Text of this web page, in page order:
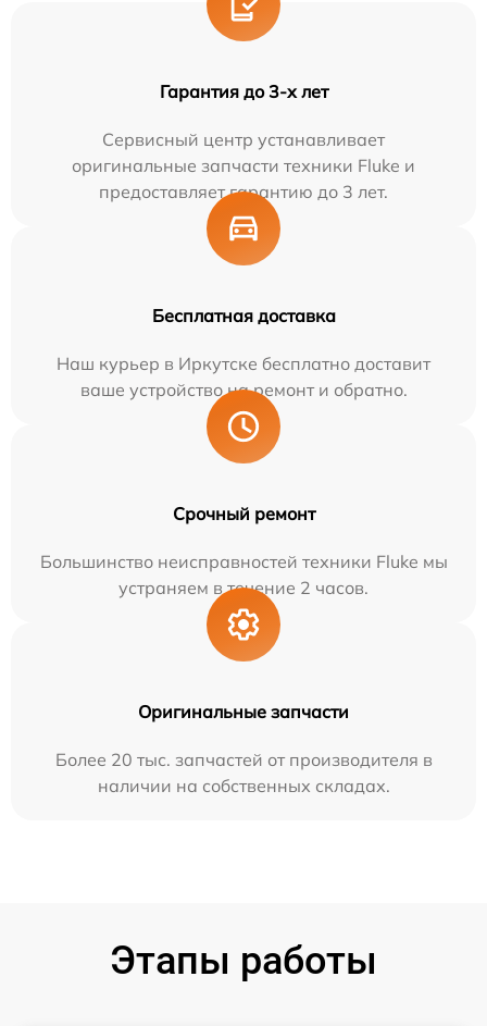
Гарантия до 3-х лет
Сервисный центр устанавливает
оригинальные запчасти техники Fluke и
предоставляет гарантию до 3 лет.
Бесплатная доставка
Наш курьер в Иркутске бесплатно доставит
ваше устройство на ремонт и обратно.
Срочный ремонт
Большинство неисправностей техники Fluke мы
устраняем в течение 2 часов.
Оригинальные запчасти
Более 20 тыс. запчастей от производителя в
наличии на собственных складах.
Этапы работы